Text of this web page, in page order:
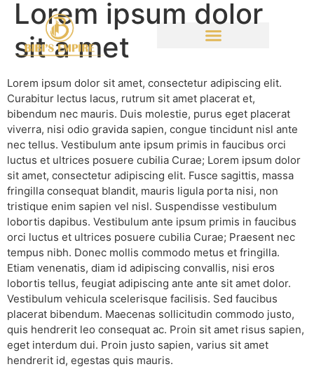
Lorem ipsum dolor
sit a met
Lorem ipsum dolor sit amet, consectetur adipiscing elit.
Curabitur lectus lacus, rutrum sit amet placerat et,
bibendum nec mauris. Duis molestie, purus eget placerat
viverra, nisi odio gravida sapien, congue tincidunt nisl ante
nec tellus. Vestibulum ante ipsum primis in faucibus orci
luctus et ultrices posuere cubilia Curae; Lorem ipsum dolor
sit amet, consectetur adipiscing elit. Fusce sagittis, massa
fringilla consequat blandit, mauris ligula porta nisi, non
tristique enim sapien vel nisl. Suspendisse vestibulum
lobortis dapibus. Vestibulum ante ipsum primis in faucibus
orci luctus et ultrices posuere cubilia Curae; Praesent nec
tempus nibh. Donec mollis commodo metus et fringilla.
Etiam venenatis, diam id adipiscing convallis, nisi eros
lobortis tellus, feugiat adipiscing ante ante sit amet dolor.
Vestibulum vehicula scelerisque facilisis. Sed faucibus
placerat bibendum. Maecenas sollicitudin commodo justo,
quis hendrerit leo consequat ac. Proin sit amet risus sapien,
eget interdum dui. Proin justo sapien, varius sit amet
hendrerit id, egestas quis mauris.